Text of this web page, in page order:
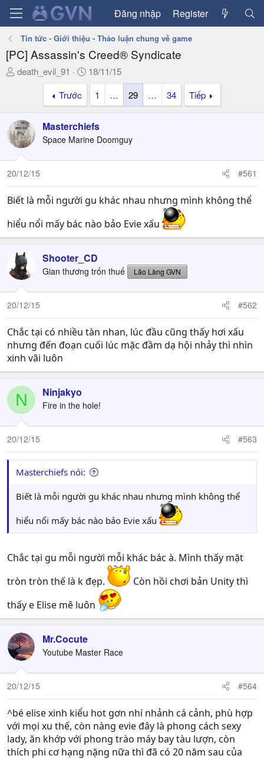
Đăng nhập Register
Tin tức - Giới thiệu - Thảo luận chung về game
[PC] Assassin's Creed® Syndicate
T
a
d
s
t
a
t
e
r
death_evil_91
N
g
y
ử
i
18/11/15
Trước
1 … 29 … 34 Tiếp
Masterchiefs
Space Marine Doomguy
20/12/15 #561
Biết là mỗi người gu khác nhau nhưng mình không thể
hiểu nổi mấy bác nào bảo Evie xấu
Shooter_CD
Gian thương trốn thuế Lão Làng GVN
20/12/15 #562
Chắc tại có nhiều tàn nhan, lúc đầu cũng thấy hơi xấu
nhưng đến đoạn cuối lúc mặc đầm dạ hội nhảy thì nhìn
xinh vãi luôn
N Ninjakyo
Fire in the hole!
20/12/15 #563
Masterchiefs nói:
Biết là mỗi người gu khác nhau nhưng mình không thể
hiểu nổi mấy bác nào bảo Evie xấu
Chắc tại gu mỗi người mỗi khác bác à. Mình thấy mặt
tròn tròn thế là k đẹp.
Còn hồi chơi bản Unity thì
thấy e Elise mê luôn
Mr.Cocute
Youtube Master Race
20/12/15 #564
^bé elise xinh kiểu hot gơn nhí nhảnh cá cảnh, phù hợp
với mọi xu thế, còn nàng evie đây là phong cách sexy
lady, ăn khớp với phong trào máy bay tàu lượn, còn
thích phi cơ hạng nặng nữa thì đã có 20 năm sau của